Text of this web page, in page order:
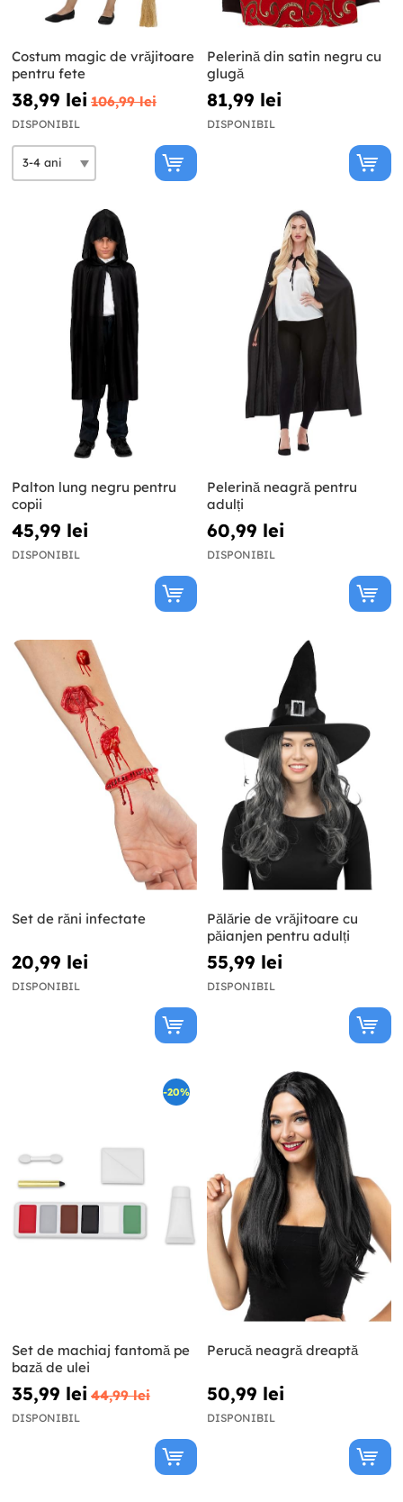
Costum magic de vrăjitoare
pentru fete
38,99 lei 106,99 lei
DISPONIBIL
Pelerină din satin negru cu
glugă
81,99 lei
DISPONIBIL
Palton lung negru pentru
copii
45,99 lei
DISPONIBIL
Pelerină neagră pentru
adulți
60,99 lei
DISPONIBIL
Set de răni infectate
20,99 lei
DISPONIBIL
Pălărie de vrăjitoare cu
păianjen pentru adulți
55,99 lei
DISPONIBIL
-20%
Set de machiaj fantomă pe
bază de ulei
35,99 lei 44,99 lei
DISPONIBIL
Perucă neagră dreaptă
50,99 lei
DISPONIBIL